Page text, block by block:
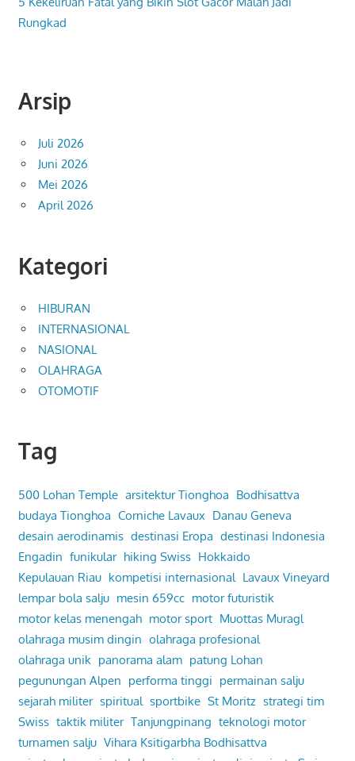
Rungkad
Arsip
Juli 2026
Juni 2026
Mei 2026
April 2026
Kategori
HIBURAN
INTERNASIONAL
NASIONAL
OLAHRAGA
OTOMOTIF
Tag
500 Lohan Temple arsitektur Tionghoa Bodhisattva
budaya Tionghoa Corniche Lavaux Danau Geneva
desain aerodinamis destinasi Eropa destinasi Indonesia
Engadin funikular hiking Swiss Hokkaido
Kepulauan Riau kompetisi internasional Lavaux Vineyard
lempar bola salju mesin 659cc motor futuristik
motor kelas menengah motor sport Muottas Muragl
olahraga musim dingin olahraga profesional
olahraga unik panorama alam patung Lohan
pegunungan Alpen performa tinggi permainan salju
sejarah militer spiritual sportbike St Moritz strategi tim
Swiss taktik militer Tanjungpinang teknologi motor
turnamen salju Vihara Ksitigarbha Bodhisattva